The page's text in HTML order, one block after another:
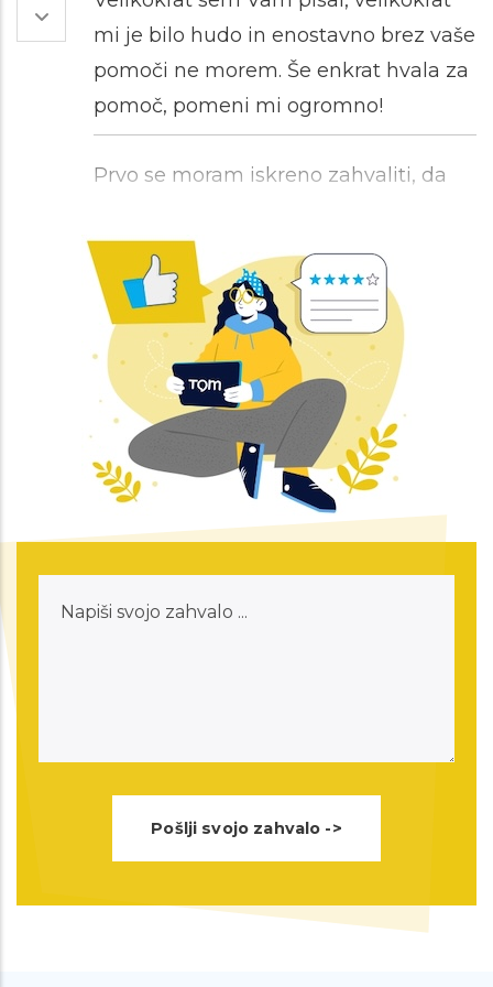
mi je bilo hudo in enostavno brez vaše
pomoči ne morem. Še enkrat hvala za
pomoč, pomeni mi ogromno!
Prvo se moram iskreno zahvaliti, da
sem dobila tako iskren odgovor, zato
res hvala! O svojih težavah težko
spregovorim, zelo lažje mi je pisat in
to svetovanje mi je zelo všeč. Še
enkrat iskrena hvala za vaš čas in
predvsem poslušnost.
Hvala za vaš odgovor :). In spodbudne
besede. Ja bilo je kar dovolj neprijetno
Spoštovani, danes sem bila na klicu z
sem se samo še zahvalit za vso
svojo